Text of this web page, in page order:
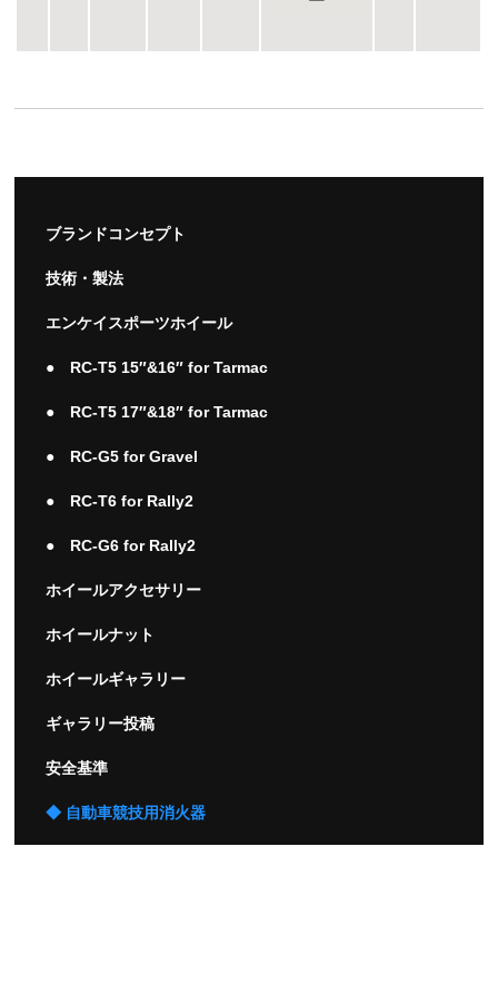
ブランドコンセプト
技術・製法
エンケイスポーツホイール
● RC-T5 15″&16″ for Tarmac
● RC-T5 17″&18″ for Tarmac
● RC-G5 for Gravel
● RC-T6 for Rally2
● RC-G6 for Rally2
ホイールアクセサリー
ホイールナット
ホイールギャラリー
ギャラリー投稿
安全基準
◆ 自動車競技用消火器